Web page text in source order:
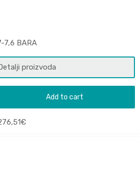
7,6 BARA
proizvoda
Add to cart
€